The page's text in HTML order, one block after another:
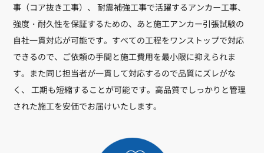
事（コア抜き工事）、 耐震補強工事で活躍するアンカー工事、
強度・耐久性を保証するための、あと施工アンカー引張試験の
自社一貫対応が可能です。すべての工程をワンストップで対応
できるので、ご依頼の手間と施工費用を最小限に抑えられま
す。また同じ担当者が一貫して対応するので品質にズレがな
く、 工期も短縮することが可能です。高品質でしっかりと管理
された施工を安価でお届けいたします。